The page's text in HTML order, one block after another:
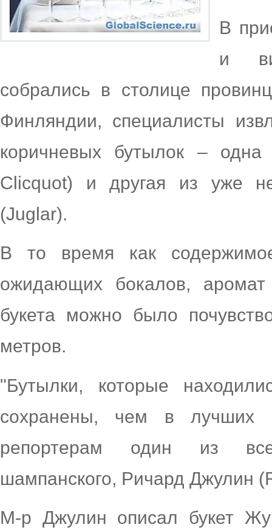
В
и
собрались в столице
Финляндии, специалисты
коричневых бутылок –
Clicquot) и другая из уже
(Juglar).
В то время как
ожидающих бокалов,
букета можно было
метров.
"Бутылки, которые
сохранены, чем в лучших
репортерам один из
шампанского, Ричард Джулин
М-р Джулин описал букет